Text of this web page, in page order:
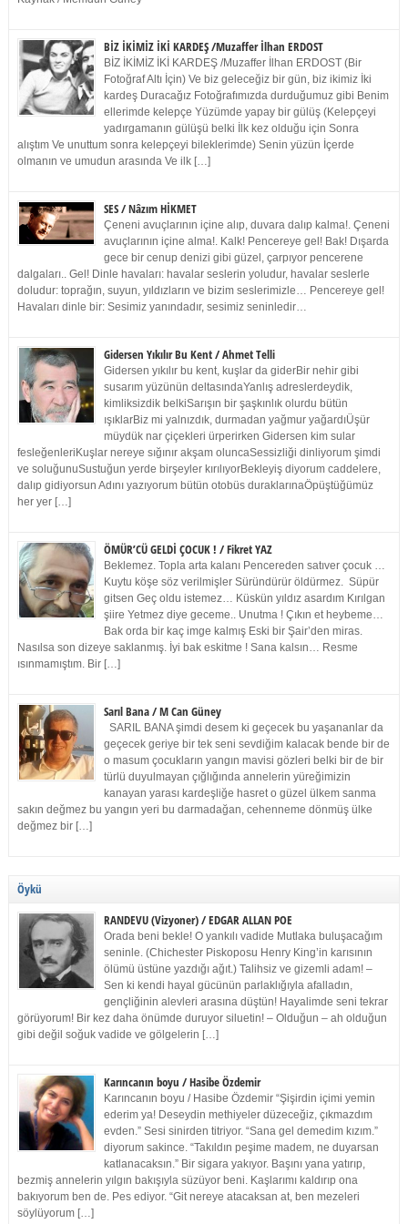
BİZ İKİMİZ İKİ KARDEŞ /Muzaffer İlhan ERDOST
BİZ İKİMİZ İKİ KARDEŞ /Muzaffer İlhan ERDOST (Bir
Fotoğraf Altı İçin) Ve biz geleceğiz bir gün, biz ikimiz İki
kardeş Duracağız Fotoğrafımızda durduğumuz gibi Benim
ellerimde kelepçe Yüzümde yapay bir gülüş (Kelepçeyi
yadırgamanın gülüşü belki İlk kez olduğu için Sonra
alıştım Ve unuttum sonra kelepçeyi bileklerimde) Senin yüzün İçerde
olmanın ve umudun arasında Ve ilk […]
SES / Nâzım HİKMET
Çeneni avuçlarının içine alıp, duvara dalıp kalma!. Çeneni
avuçlarının içine alma!. Kalk! Pencereye gel! Bak! Dışarda
gece bir cenup denizi gibi güzel, çarpıyor pencerene
dalgaları.. Gel! Dinle havaları: havalar seslerin yoludur, havalar seslerle
doludur: toprağın, suyun, yıldızların ve bizim seslerimizle… Pencereye gel!
Havaları dinle bir: Sesimiz yanındadır, sesimiz seninledir…
Gidersen Yıkılır Bu Kent / Ahmet Telli
Gidersen yıkılır bu kent, kuşlar da giderBir nehir gibi
susarım yüzünün deltasındaYanlış adreslerdeydik,
kimliksizdik belkiSarışın bir şaşkınlık olurdu bütün
ışıklarBiz mi yalnızdık, durmadan yağmur yağardıÜşür
müydük nar çiçekleri ürperirken Gidersen kim sular
fesleğenleriKuşlar nereye sığınır akşam oluncaSessizliği dinliyorum şimdi
ve soluğunuSustuğun yerde birşeyler kırılıyorBekleyiş diyorum caddelere,
dalıp gidiyorsun Adını yazıyorum bütün otobüs duraklarınaÖpüştüğümüz
her yer […]
ÖMÜR’CÜ GELDİ ÇOCUK ! / Fikret YAZ
Beklemez. Topla arta kalanı Pencereden satıver çocuk …
Kuytu köşe söz verilmişler Süründürür öldürmez. Süpür
gitsen Geç oldu istemez… Küskün yıldız asardım Kırılgan
şiire Yetmez diye geceme.. Unutma ! Çıkın et heybeme…
Bak orda bir kaç imge kalmış Eski bir Şair’den miras.
Nasılsa son dizeye saklanmış. İyi bak eskitme ! Sana kalsın… Resme
ısınmamıştım. Bir […]
Sarıl Bana / M Can Güney
SARIL BANA şimdi desem ki geçecek bu yaşananlar da
geçecek geriye bir tek seni sevdiğim kalacak bende bir de
o masum çocukların yangın mavisi gözleri belki bir de bir
türlü duyulmayan çığlığında annelerin yüreğimizin
kanayan yarası kardeşliğe hasret o güzel ülkem sanma
sakın değmez bu yangın yeri bu darmadağan, cehenneme dönmüş ülke
değmez bir […]
Öykü
RANDEVU (Vizyoner) / EDGAR ALLAN POE
Orada beni bekle! O yankılı vadide Mutlaka buluşacağım
seninle. (Chichester Piskoposu Henry King’in karısının
ölümü üstüne yazdığı ağıt.) Talihsiz ve gizemli adam! –
Sen ki kendi hayal gücünün parlaklığıyla afalladın,
gençliğinin alevleri arasına düştün! Hayalimde seni tekrar
görüyorum! Bir kez daha önümde duruyor siluetin! – Olduğun – ah olduğun
gibi değil soğuk vadide ve gölgelerin […]
Karıncanın boyu / Hasibe Özdemir
Karıncanın boyu / Hasibe Özdemir “Şişirdin içimi yemin
ederim ya! Deseydin methiyeler düzeceğiz, çıkmazdım
evden.” Sesi sinirden titriyor. “Sana gel demedim kızım.”
diyorum sakince. “Takıldın peşime madem, ne duyarsan
katlanacaksın.” Bir sigara yakıyor. Başını yana yatırıp,
bezmiş annelerin yılgın bakışıyla süzüyor beni. Kaşlarımı kaldırıp ona
bakıyorum ben de. Pes ediyor. “Git nereye atacaksan at, ben mezeleri
söylüyorum […]